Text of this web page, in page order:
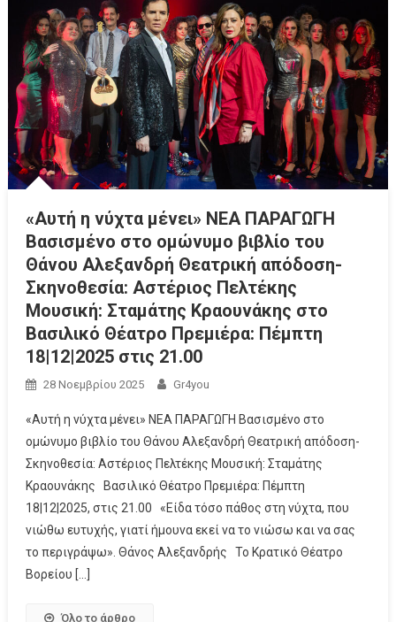
«Αυτή η νύχτα μένει» ΝΕΑ ΠΑΡΑΓΩΓΗ
Bασισμένο στο ομώνυμο βιβλίο του
Θάνου Αλεξανδρή Θεατρική απόδοση-
Σκηνοθεσία: Αστέριος Πελτέκης
Μουσική: Σταμάτης Κραουνάκης στο
Βασιλικό Θέατρο Πρεμιέρα: Πέμπτη
18|12|2025 στις 21.00
28 Νοεμβρίου 2025 Gr4you
«Αυτή η νύχτα μένει» ΝΕΑ ΠΑΡΑΓΩΓΗ Bασισμένο στο
ομώνυμο βιβλίο του Θάνου Αλεξανδρή Θεατρική απόδοση-
Σκηνοθεσία: Αστέριος Πελτέκης Μουσική: Σταμάτης
Κραουνάκης Βασιλικό Θέατρο Πρεμιέρα: Πέμπτη
18|12|2025, στις 21.00 «Είδα τόσο πάθος στη νύχτα, που
νιώθω ευτυχής, γιατί ήμουνα εκεί να το νιώσω και να σας
το περιγράψω». Θάνος Αλεξανδρής Το Κρατικό Θέατρο
Βορείου […]
Όλο το άρθρο